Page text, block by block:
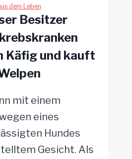
gerettet
dem Leben
Besitzer
Käfig und kauft
mit einem
eines
Hundes
Gesicht. Als